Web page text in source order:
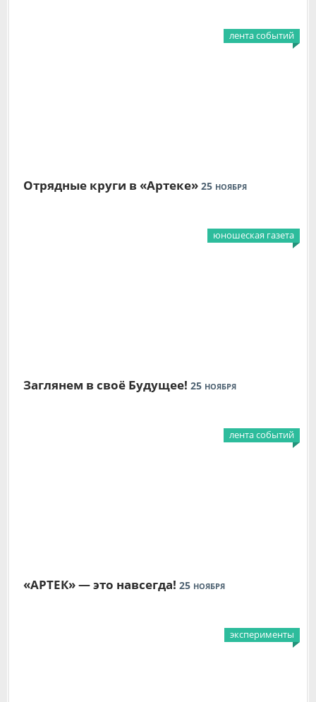
лента событий
Отрядные круги в «Артеке» 25 НОЯБРЯ
юношеская газета
Заглянем в своё Будущее! 25 НОЯБРЯ
лента событий
«АРТЕК» — это навсегда! 25 НОЯБРЯ
эксперименты